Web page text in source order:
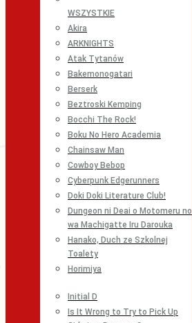
WSZYSTKIE
Akira
ARKNIGHTS
Atak Tytanów
Bakemonogatari
Berserk
Beztroski Kemping
Bocchi The Rock!
Boku No Hero Academia
Chainsaw Man
Cowboy Bebop
Cyberpunk Edgerunners
Doki Doki Literature Club!
Dungeon ni Deai o Motomeru no
wa Machigatte Iru Darouka
Hanako, Duch ze Szkolnej
Toalety
Horimiya
Initial D
Is It Wrong to Try to Pick Up